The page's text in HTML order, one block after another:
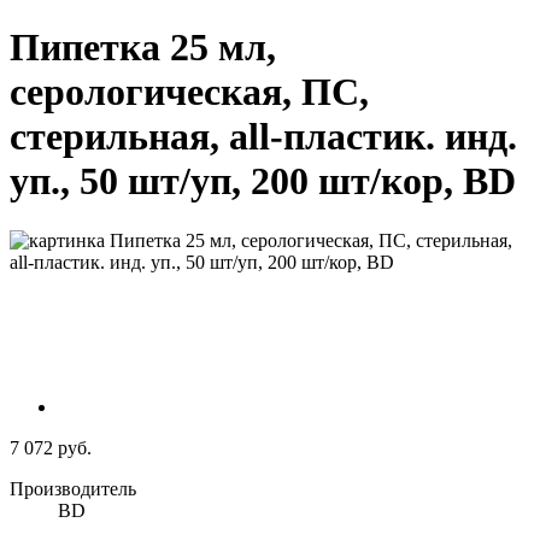
Пипетка 25 мл,
серологическая, ПС,
стерильная, all-пластик. инд.
уп., 50 шт/уп, 200 шт/кор, BD
7 072 руб.
Производитель
BD